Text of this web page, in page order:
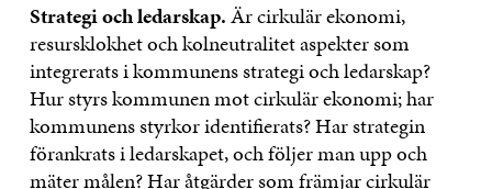
Strategi och ledarskap.Är cirkulär ekonomi,
resursklokhet och kolneutralitet aspekter som
integrerats i kommunens strategi och ledarskap?
Hur styrs kommunen mot cirkulär ekonomi; har
kommunens styrkor identifierats? Har strategin
förankrats i ledarskapet, och följer man upp och
mäter målen? Har åtgärder som främjar cirkulär